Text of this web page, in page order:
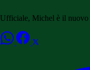
Ufficiale, Michel è il